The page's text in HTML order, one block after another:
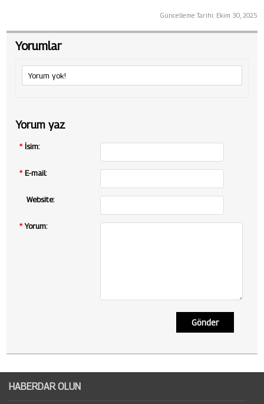
Güncelleme Tarihi: Ekim 30, 2025
Yorumlar
Yorum yok!
Yorum yaz
* İsim:
* E-mail:
Website:
* Yorum:
Gönder
HABERDAR OLUN